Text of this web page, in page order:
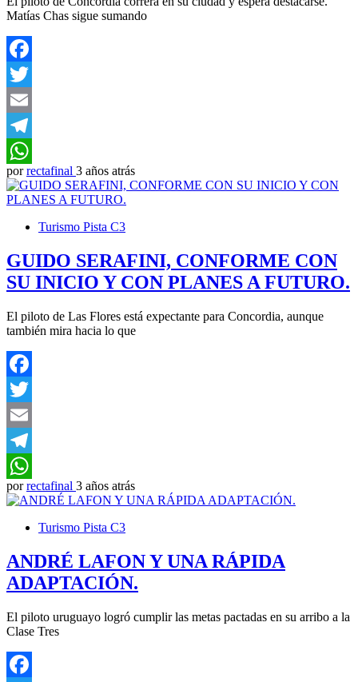
Matías Chas sigue sumando
Facebook
Twitter
Email
Telegram
WhatsApp
por rectafinal 3 años atrás
Turismo Pista C3
GUIDO SERAFINI, CONFORME CON
SU INICIO Y CON PLANES A FUTURO.
El piloto de Las Flores está expectante para Concordia, aunque
también mira hacia lo que
Facebook
Twitter
Email
Telegram
WhatsApp
por rectafinal 3 años atrás
Turismo Pista C3
ANDRÉ LAFON Y UNA RÁPIDA
ADAPTACIÓN.
El piloto uruguayo logró cumplir las metas pactadas en su arribo a la
Clase Tres